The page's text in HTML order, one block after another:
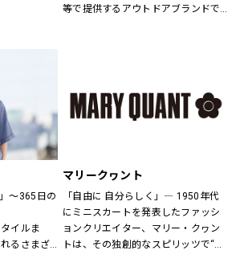
LINEでの
等で提供するアウトドアブランドで
アウトドア・ライフスタルウェア等
の幅広いアイテムをメンズ・ウィメ
～365日の
イルま
るさまざ
マリークヮント
「自由に 自分らしく」― 1950年代
にミニスカートを発表したファッシ
ョンクリエイター、マリー・クヮン
トは、その独創的なスピリッツで“ス